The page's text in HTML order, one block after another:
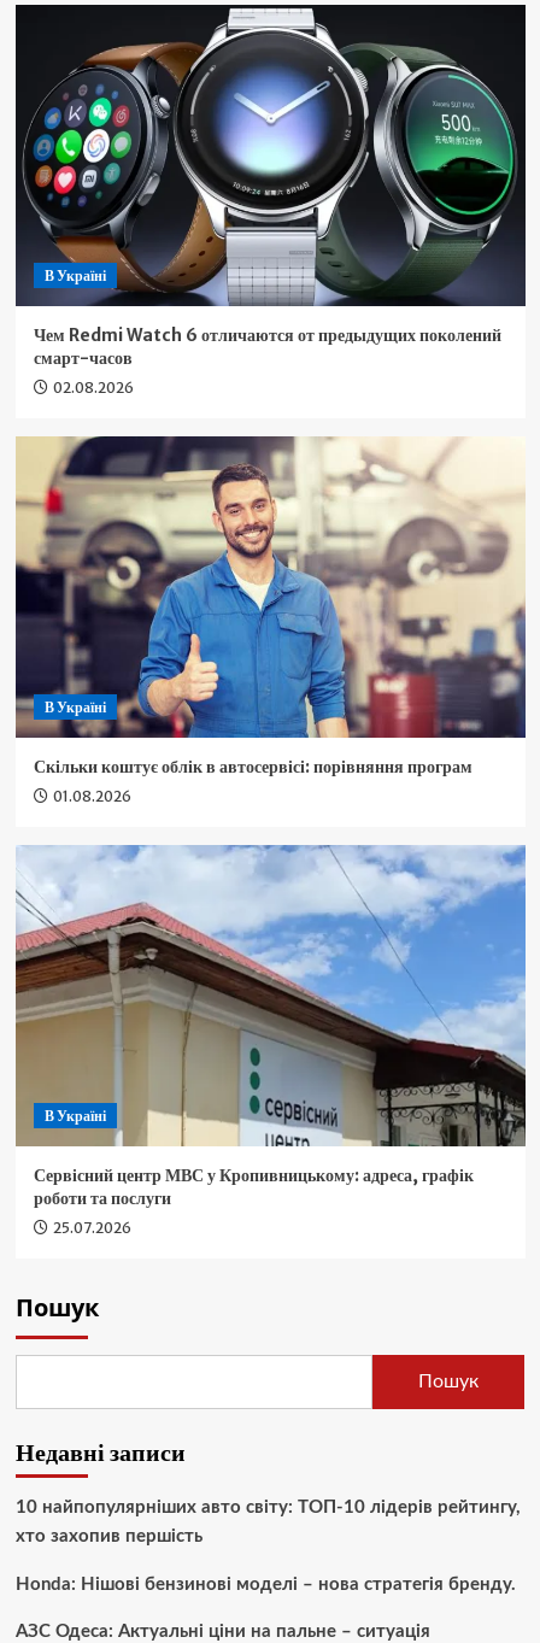
В Україні
Чем Redmi Watch 6 отличаются от предыдущих поколений
смарт-часов
02.08.2026
В Україні
Скільки коштує облік в автосервісі: порівняння програм
01.08.2026
В Україні
Сервісний центр МВС у Кропивницькому: адреса, графік
роботи та послуги
25.07.2026
Пошук
Пошук
Недавні записи
10 найпопулярніших авто світу: ТОП-10 лідерів рейтингу,
хто захопив першість
Honda: Нішові бензинові моделі – нова стратегія бренду.
АЗС Одеса: Актуальні ціни на пальне – ситуація